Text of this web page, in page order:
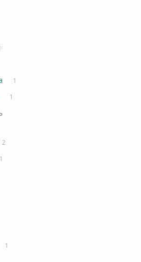
1
1
2
1
1